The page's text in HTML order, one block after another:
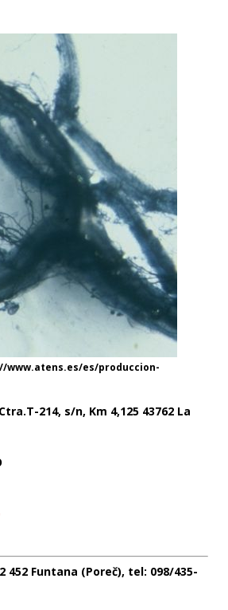
es/produccion-
214, s/n, Km 4,125 43762 La
452 Funtana (Poreč), tel: 098/435-